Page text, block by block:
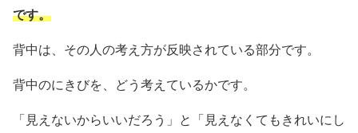
です。
背中は、その人の考え方が反映されている部分です。
背中のにきびを、どう考えているかです。
「見えないからいいだろう」と「見えなくてもきれいにし